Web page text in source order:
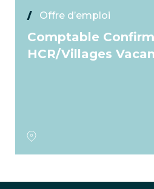
Offre d’emploi
Comptable
HCR/Villages